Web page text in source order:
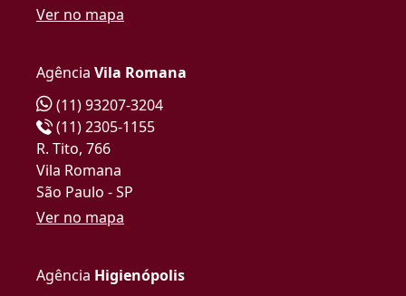
Ver no mapa
Agência Vila Romana
(11) 93207-3204
(11) 2305-1155
R. Tito, 766
Vila Romana
São Paulo - SP
Ver no mapa
Agência Higienópolis